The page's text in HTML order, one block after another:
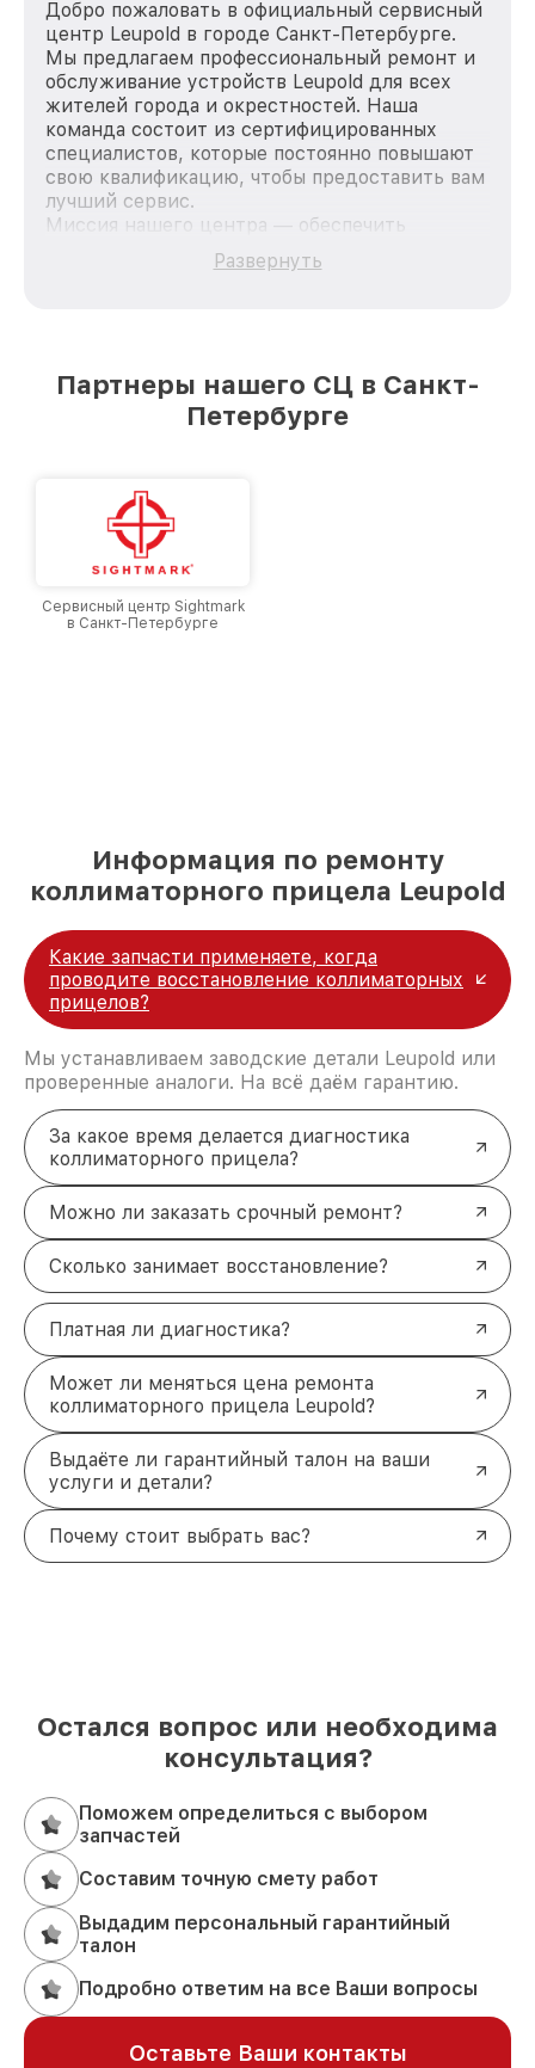
Добро пожаловать в официальный сервисный
центр Leupold в городе Санкт-Петербурге.
Мы предлагаем профессиональный ремонт и
обслуживание устройств Leupold для всех
жителей города и окрестностей. Наша
команда состоит из сертифицированных
специалистов, которые постоянно повышают
свою квалификацию, чтобы предоставить вам
лучший сервис.
Миссия нашего центра — обеспечить
качественный и доступный ремонт для
каждого пользователя продукции Leupold, вне
лучшим сервисным центром Leupold в городе
Санкт-Петербурге, постоянно повышая
Развернуть
Партнеры нашего СЦ в Санкт-
Петербурге
Сервисный центр Sightmark
в Санкт-Петербурге
Информация по ремонту
коллиматорного прицела Leupold
Какие запчасти применяете, когда
проводите восстановление коллиматорных
прицелов?
Мы устанавливаем заводские детали Leupold или
проверенные аналоги. На всё даём гарантию.
За какое время делается диагностика
коллиматорного прицела?
Можно ли заказать срочный ремонт?
Сколько занимает восстановление?
Платная ли диагностика?
Может ли меняться цена ремонта
коллиматорного прицела Leupold?
Выдаёте ли гарантийный талон на ваши
услуги и детали?
Почему стоит выбрать вас?
Остался вопрос или необходима
консультация?
Поможем определиться с выбором
запчастей
Составим точную смету работ
Выдадим персональный гарантийный
талон
Подробно ответим на все Ваши вопросы
Оставьте Ваши контакты